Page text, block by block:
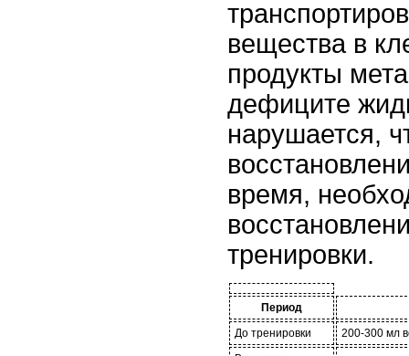
вещества в
продукты
дефиците
нарушается,
время,
тренировки.
Период
До тренировки
200-300 мл